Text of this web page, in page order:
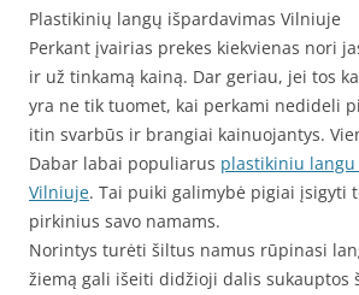
Plastikinių langų išpardavimas Vilniuje
Perkant įvairias prekes kiekvienas nori
ir už tinkamą kainą. Dar geriau, jei tos
yra ne tik tuomet, kai perkami nedideli
itin svarbūs ir brangiai kainuojantys.
Dabar labai populiarus plastikiniu
Vilniuje. Tai puiki galimybė pigiai įsigyti
pirkinius savo namams.
Norintys turėti šiltus namus rūpinasi
žiemą gali išeiti didžioji dalis sukauptos